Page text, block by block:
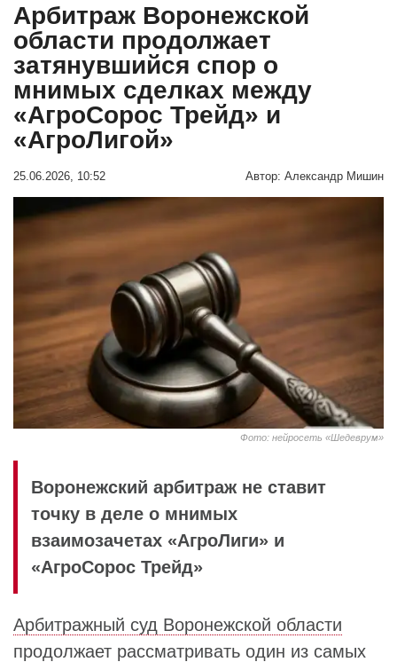
Арбитраж Воронежской
области продолжает
затянувшийся спор о
мнимых сделках между
«АгроСорос Трейд» и
«АгроЛигой»
25.06.2026, 10:52 Автор: Александр Мишин
Фото: нейросеть «Шедеврум»
Воронежский арбитраж не ставит
точку в деле о мнимых
взаимозачетах «АгроЛиги» и
«АгроСорос Трейд»
Арбитражный суд Воронежской области
продолжает рассматривать один из самых